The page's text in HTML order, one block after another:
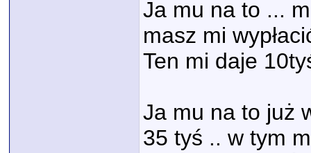
Ja mu na to ...
masz mi
Ten mi daje
Ja mu na to już
35 tyś .. w tym